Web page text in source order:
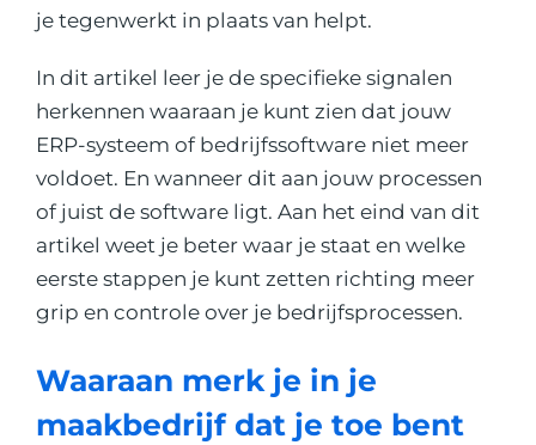
je tegenwerkt in plaats van helpt.
In dit artikel leer je de specifieke signalen
herkennen waaraan je kunt zien dat jouw
ERP-systeem of bedrijfssoftware niet meer
voldoet. En wanneer dit aan jouw processen
of juist de software ligt. Aan het eind van dit
artikel weet je beter waar je staat en welke
eerste stappen je kunt zetten richting meer
grip en controle over je bedrijfsprocessen.
Waaraan merk je in je
maakbedrijf dat je toe bent